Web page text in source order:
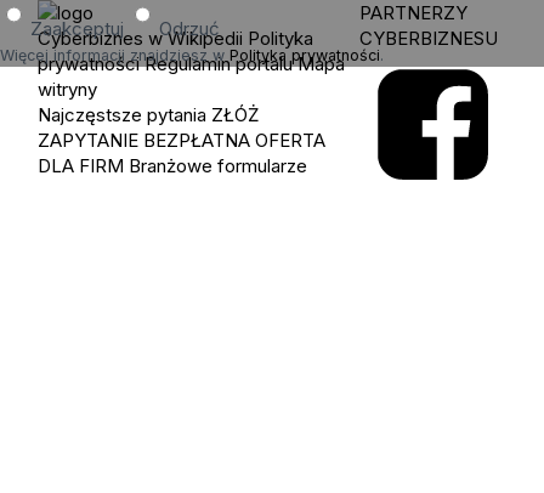
Zaakceptuj Odrzuć
Więcej informacji znajdziesz w Polityka prywatności.
Cyberbiznes w Wikipedii Polityka
prywatności Regulamin portalu Mapa
witryny
Najczęstsze pytania ZŁÓŻ
ZAPYTANIE BEZPŁATNA OFERTA
DLA FIRM Branżowe formularze
PARTNERZY
CYBERBIZNESU